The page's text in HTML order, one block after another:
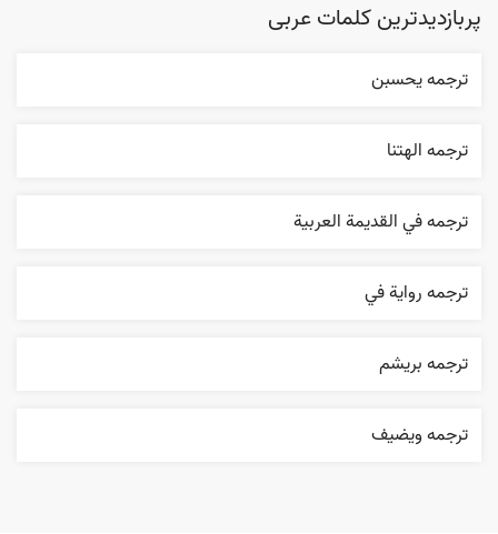
پربازدیدترین کلمات عربی
ترجمه يحسبن
ترجمه الهتنا
ترجمه في القديمة العربية
ترجمه روایة في
ترجمه بریشم
ترجمه ويضيف